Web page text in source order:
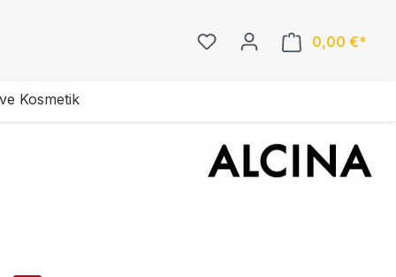
0,00 €*
Kosmetik